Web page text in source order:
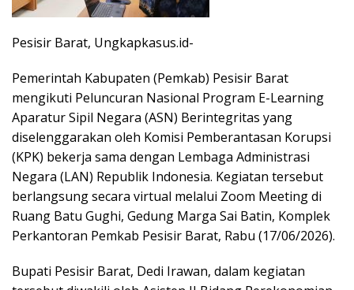
Pesisir Barat, Ungkapkasus.id-
Pemerintah Kabupaten (Pemkab) Pesisir Barat
mengikuti Peluncuran Nasional Program E-Learning
Aparatur Sipil Negara (ASN) Berintegritas yang
diselenggarakan oleh Komisi Pemberantasan Korupsi
(KPK) bekerja sama dengan Lembaga Administrasi
Negara (LAN) Republik Indonesia. Kegiatan tersebut
berlangsung secara virtual melalui Zoom Meeting di
Ruang Batu Gughi, Gedung Marga Sai Batin, Komplek
Perkantoran Pemkab Pesisir Barat, Rabu (17/06/2026).
Bupati Pesisir Barat, Dedi Irawan, dalam kegiatan